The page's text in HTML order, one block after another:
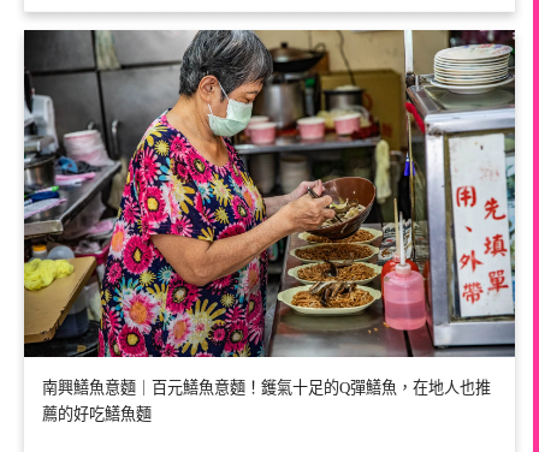
南興鱔魚意麵｜百元鱔魚意麵！鑊氣十足的Q彈鱔魚，在地人也推
薦的好吃鱔魚麵